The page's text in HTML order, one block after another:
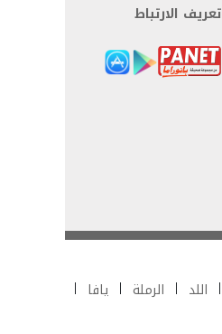
تعريف الارتباط
اللد الرملة يافا